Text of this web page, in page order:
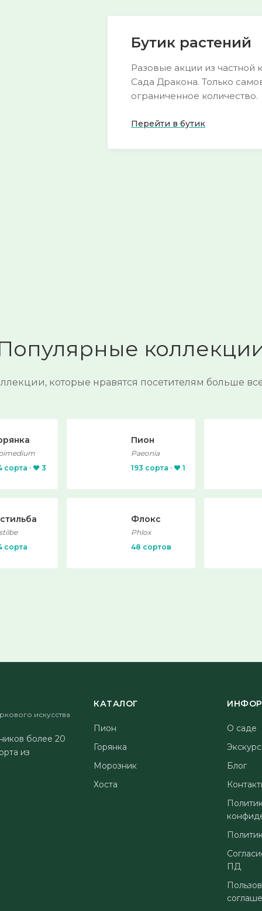
Узнать
Бутик растений
Разовые акции из частной
Сада Дракона. Только
ограниченное количество.
Перейти в бутик
которые нравятся посетителям больше
сорта · ❤️ 3
Пион
Paeonia
193 сорта · ❤️ 1
сорта
Флокс
Phlox
48 сортов
искусства
более 20
из
КАТАЛОГ
Пион
Горянка
Морозник
Хоста
О саде
Блог
ПД